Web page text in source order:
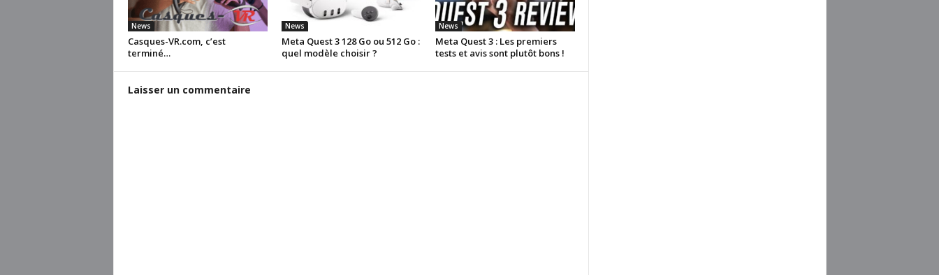
News
Casques-VR.com, c’est
terminé…
News
Meta Quest 3 128 Go ou 512 Go :
quel modèle choisir ?
News
Meta Quest 3 : Les premiers
tests et avis sont plutôt bons !
Laisser un commentaire